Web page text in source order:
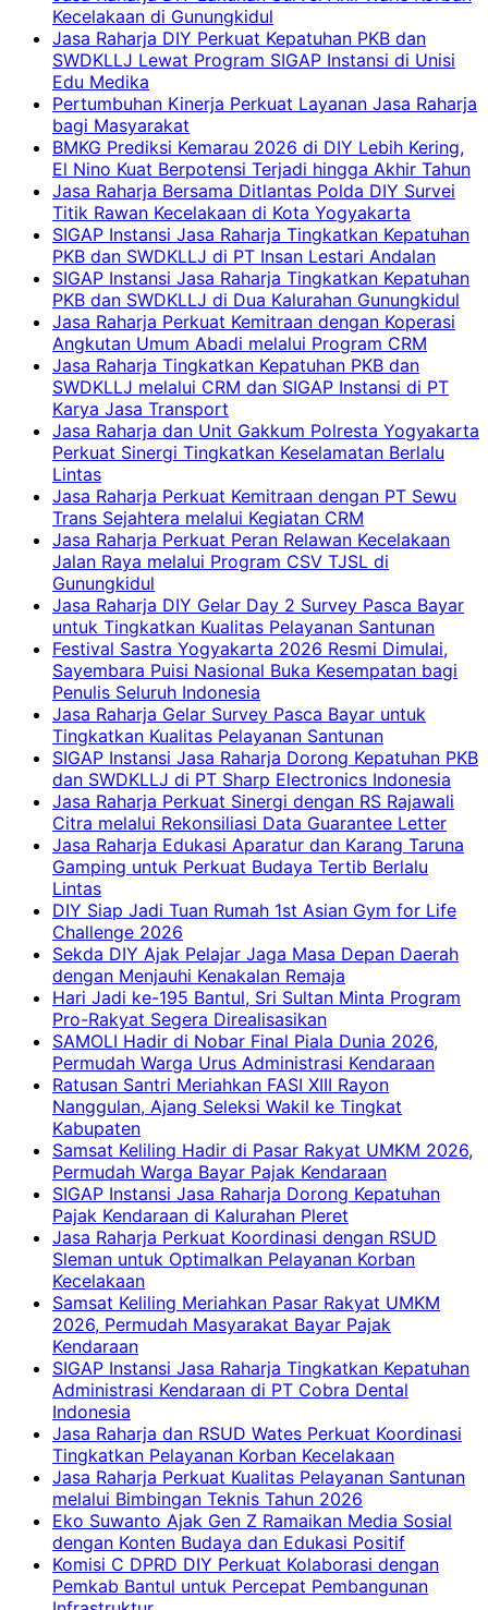
Kecelakaan di Gunungkidul
Jasa Raharja DIY Perkuat Kepatuhan PKB dan
SWDKLLJ Lewat Program SIGAP Instansi di Unisi
Edu Medika
Pertumbuhan Kinerja Perkuat Layanan Jasa Raharja
bagi Masyarakat
BMKG Prediksi Kemarau 2026 di DIY Lebih Kering,
El Nino Kuat Berpotensi Terjadi hingga Akhir Tahun
Jasa Raharja Bersama Ditlantas Polda DIY Survei
Titik Rawan Kecelakaan di Kota Yogyakarta
SIGAP Instansi Jasa Raharja Tingkatkan Kepatuhan
PKB dan SWDKLLJ di PT Insan Lestari Andalan
SIGAP Instansi Jasa Raharja Tingkatkan Kepatuhan
PKB dan SWDKLLJ di Dua Kalurahan Gunungkidul
Jasa Raharja Perkuat Kemitraan dengan Koperasi
Angkutan Umum Abadi melalui Program CRM
Jasa Raharja Tingkatkan Kepatuhan PKB dan
SWDKLLJ melalui CRM dan SIGAP Instansi di PT
Karya Jasa Transport
Jasa Raharja dan Unit Gakkum Polresta Yogyakarta
Perkuat Sinergi Tingkatkan Keselamatan Berlalu
Lintas
Jasa Raharja Perkuat Kemitraan dengan PT Sewu
Trans Sejahtera melalui Kegiatan CRM
Jasa Raharja Perkuat Peran Relawan Kecelakaan
Jalan Raya melalui Program CSV TJSL di
Gunungkidul
Jasa Raharja DIY Gelar Day 2 Survey Pasca Bayar
untuk Tingkatkan Kualitas Pelayanan Santunan
Festival Sastra Yogyakarta 2026 Resmi Dimulai,
Sayembara Puisi Nasional Buka Kesempatan bagi
Penulis Seluruh Indonesia
Jasa Raharja Gelar Survey Pasca Bayar untuk
Tingkatkan Kualitas Pelayanan Santunan
SIGAP Instansi Jasa Raharja Dorong Kepatuhan PKB
dan SWDKLLJ di PT Sharp Electronics Indonesia
Jasa Raharja Perkuat Sinergi dengan RS Rajawali
Citra melalui Rekonsiliasi Data Guarantee Letter
Jasa Raharja Edukasi Aparatur dan Karang Taruna
Gamping untuk Perkuat Budaya Tertib Berlalu
Lintas
DIY Siap Jadi Tuan Rumah 1st Asian Gym for Life
Challenge 2026
Sekda DIY Ajak Pelajar Jaga Masa Depan Daerah
dengan Menjauhi Kenakalan Remaja
Hari Jadi ke-195 Bantul, Sri Sultan Minta Program
Pro-Rakyat Segera Direalisasikan
SAMOLI Hadir di Nobar Final Piala Dunia 2026,
Permudah Warga Urus Administrasi Kendaraan
Ratusan Santri Meriahkan FASI XIII Rayon
Nanggulan, Ajang Seleksi Wakil ke Tingkat
Kabupaten
Samsat Keliling Hadir di Pasar Rakyat UMKM 2026,
Permudah Warga Bayar Pajak Kendaraan
SIGAP Instansi Jasa Raharja Dorong Kepatuhan
Pajak Kendaraan di Kalurahan Pleret
Jasa Raharja Perkuat Koordinasi dengan RSUD
Sleman untuk Optimalkan Pelayanan Korban
Kecelakaan
Samsat Keliling Meriahkan Pasar Rakyat UMKM
2026, Permudah Masyarakat Bayar Pajak
Kendaraan
SIGAP Instansi Jasa Raharja Tingkatkan Kepatuhan
Administrasi Kendaraan di PT Cobra Dental
Indonesia
Jasa Raharja dan RSUD Wates Perkuat Koordinasi
Tingkatkan Pelayanan Korban Kecelakaan
Jasa Raharja Perkuat Kualitas Pelayanan Santunan
melalui Bimbingan Teknis Tahun 2026
Eko Suwanto Ajak Gen Z Ramaikan Media Sosial
dengan Konten Budaya dan Edukasi Positif
Komisi C DPRD DIY Perkuat Kolaborasi dengan
Pemkab Bantul untuk Percepat Pembangunan